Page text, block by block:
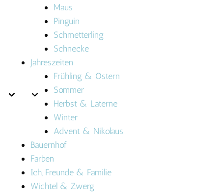
Maus
Pinguin
Schmetterling
Schnecke
Jahreszeiten
Frühling & Ostern
Sommer
Herbst & Laterne
Winter
Advent & Nikolaus
Bauernhof
Farben
Ich, Freunde & Familie
Wichtel & Zwerg